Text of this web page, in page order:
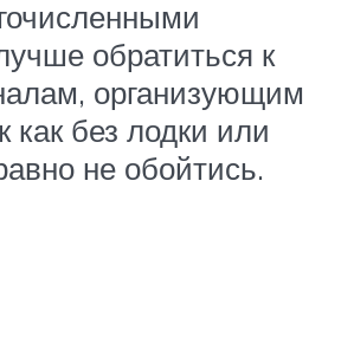
обратиться к
организующим
как без лодки или
не обойтись.